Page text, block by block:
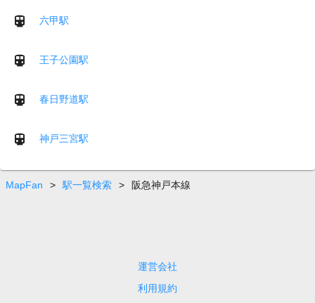
六甲駅
王子公園駅
春日野道駅
神戸三宮駅
MapFan > 駅一覧検索 > 阪急神戸本線
運営会社
利用規約